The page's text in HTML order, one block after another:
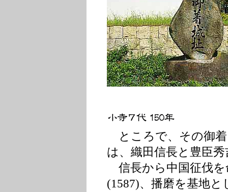
ところで、その御
は、織田信長と豊臣
信長から中国征伐を
(1587)、播磨を基地